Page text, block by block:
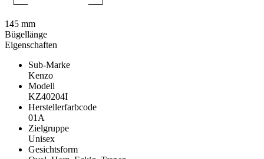
Eigenschaften
Sub-Marke
Kenzo
Modell
KZ40204I
Herstellerfarbcode
01A
Zielgruppe
Unisex
Gesichtsform
145 mm
Bügellänge